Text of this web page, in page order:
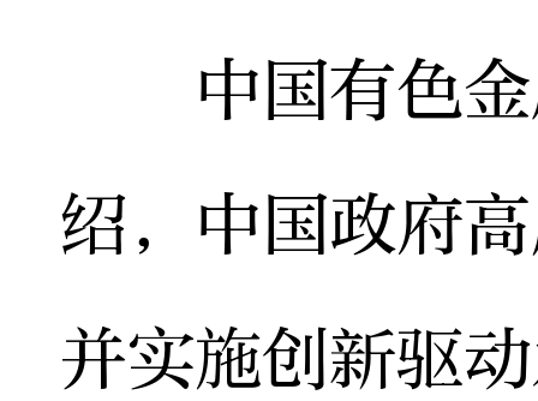
中国有色金
绍，中国政府
并实施创新驱